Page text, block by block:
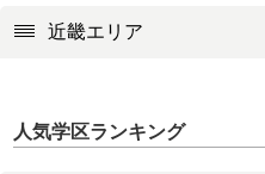
近畿エリア
人気学区ランキング